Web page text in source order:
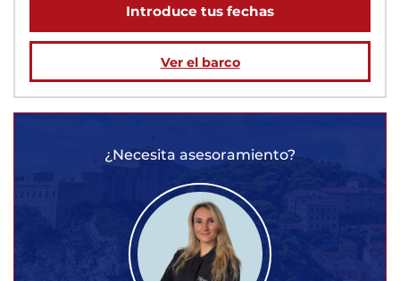
Introduce tus fechas
Ver el barco
¿Necesita asesoramiento?